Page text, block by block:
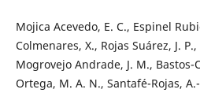
Mojica Acevedo, E. C., Espinel
Colmenares, X., Rojas Suárez, J.
Mogrovejo Andrade, J. M., Bastos-
Ortega, M. A. N., Santafé-Rojas,